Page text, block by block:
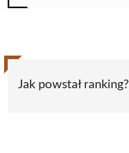
Jak powstał ranking?